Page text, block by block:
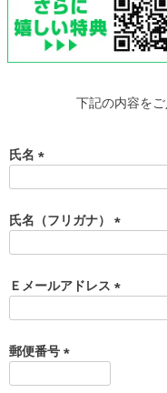
下記の内容をご
氏名
須
)
氏名（フリガナ）
須
)
Ｅメールアドレス
郵便番号